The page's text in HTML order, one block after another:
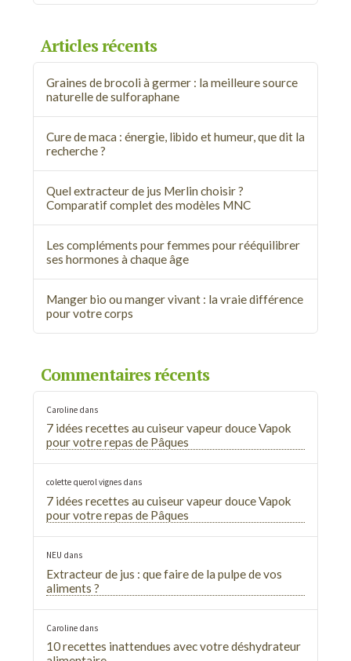
Articles récents
Graines de brocoli à germer : la meilleure source
naturelle de sulforaphane
Cure de maca : énergie, libido et humeur, que dit la
recherche ?
Quel extracteur de jus Merlin choisir ?
Comparatif complet des modèles MNC
Les compléments pour femmes pour rééquilibrer
ses hormones à chaque âge
Manger bio ou manger vivant : la vraie différence
pour votre corps
Commentaires récents
Carolinedans
7 idées recettes au cuiseur vapeur douce Vapok
pour votre repas de Pâques
colette querol vignesdans
7 idées recettes au cuiseur vapeur douce Vapok
pour votre repas de Pâques
NEU dans
Extracteur de jus : que faire de la pulpe de vos
aliments ?
Carolinedans
10 recettes inattendues avec votre déshydrateur